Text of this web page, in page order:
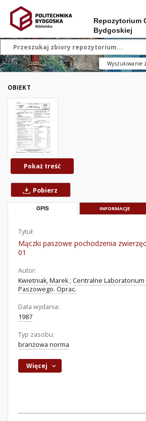
Repozytorium
Bydgoskiej
Wyszukiwanie
OBIEKT
Pokaż treść
Pobierz
OPIS INFORMACJE
Tytuł:
Mączki paszowe pochodzenia
01
Autor:
Kwietniak, Marek ; Centralne Laboratorium
Paszowego. Oprac.
Data wydania:
1987
Typ zasobu:
branżowa norma
Więcej